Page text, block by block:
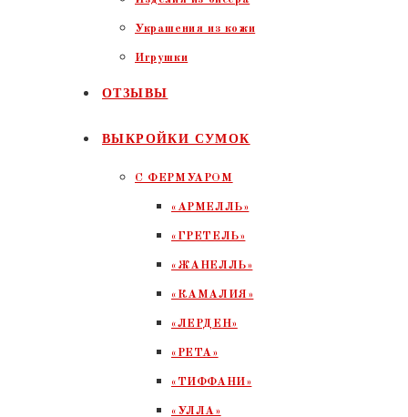
Украшения из кожи
Игрушки
ОТЗЫВЫ
ВЫКРОЙКИ СУМОК
С ФЕРМУАРОМ
«АРМЕЛЛЬ»
«ГРЕТЕЛЬ»
«ЖАНЕЛЛЬ»
«КАМАЛИЯ»
«ЛЕРДЕН»
«РЕТА»
«ТИФФАНИ»
«УЛЛА»